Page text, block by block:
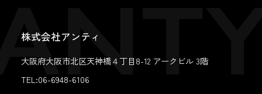
株式会社アンティ
大阪府大阪市北区天神橋４丁目8-12 アークビル 3階
TEL:06-6948-6106